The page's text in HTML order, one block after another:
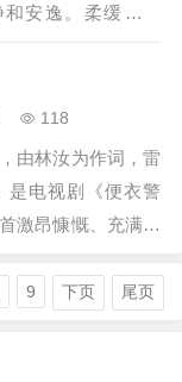
心弦，而和声的缓
的轻轻拍打，舒服
随着和声的逐渐高
调了起来，越来越
云的天空中，没有
张专辑的时候，放
118
由林汝为作词，雷
是电视剧《便衣警
激昂慷慨、充满革
同时又典雅古朴，
中国古典文学的韵
9 下页 尾页